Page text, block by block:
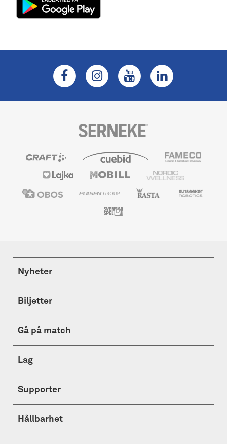
Nyheter
Biljetter
Gå på match
Lag
Supporter
Hållbarhet